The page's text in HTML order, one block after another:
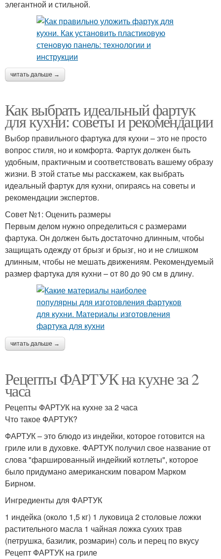
элегантной и стильной.
читать дальше →
Как выбрать идеальный фартук
для кухни: советы и рекомендации
Выбор правильного фартука для кухни – это не просто
вопрос стиля, но и комфорта. Фартук должен быть
удобным, практичным и соответствовать вашему образу
жизни. В этой статье мы расскажем, как выбрать
идеальный фартук для кухни, опираясь на советы и
рекомендации экспертов.
Совет №1: Оценить размеры
Первым делом нужно определиться с размерами
фартука. Он должен быть достаточно длинным, чтобы
защищать одежду от брызг и брызг, но и не слишком
длинным, чтобы не мешать движениям. Рекомендуемый
размер фартука для кухни – от 80 до 90 см в длину.
читать дальше →
Рецепты ФАРТУК на кухне за 2
часа
Рецепты ФАРТУК на кухне за 2 часа
Что такое ФАРТУК?
ФАРТУК – это блюдо из индейки, которое готовится на
гриле или в духовке. ФАРТУК получил свое название от
слова "фаршированный индейкий котлеты", которое
было придумано американским поваром Марком
Бирном.
Ингредиенты для ФАРТУК
1 индейка (около 1,5 кг) 1 луковица 2 столовые ложки
растительного масла 1 чайная ложка сухих трав
(петрушка, базилик, розмарин) соль и перец по вкусу
Рецепт ФАРТУК на гриле